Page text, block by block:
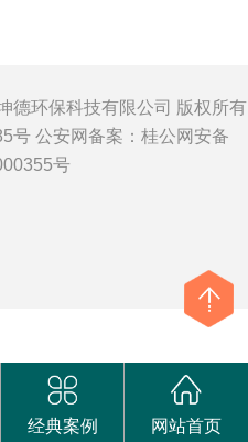
德环保科技有限公司 版权所有
号公安网备案： 桂公网安备
号
经典案例 网站首页